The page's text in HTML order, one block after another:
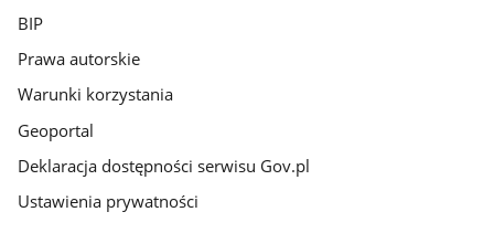
BIP
Prawa autorskie
Warunki korzystania
Geoportal
Deklaracja dostępności serwisu Gov.pl
Ustawienia prywatności